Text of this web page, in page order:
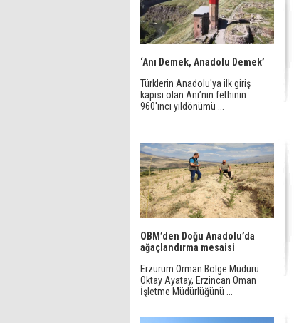
‘Anı Demek, Anadolu Demek’
Türklerin Anadolu'ya ilk giriş
kapısı olan Anı’nın fethinin
960'ıncı yıldönümü ...
OBM’den Doğu Anadolu’da
ağaçlandırma mesaisi
Erzurum Orman Bölge Müdürü
Oktay Ayatay, Erzincan Oman
İşletme Müdürlüğünü ...